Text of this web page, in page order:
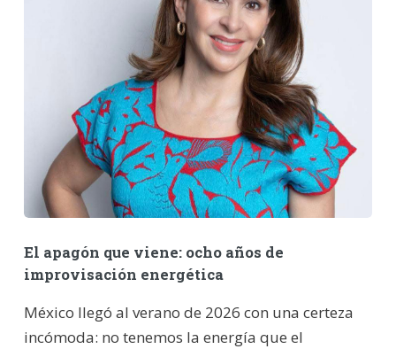
El apagón que viene: ocho años de
improvisación energética
México llegó al verano de 2026 con una certeza
incómoda: no tenemos la energía que el